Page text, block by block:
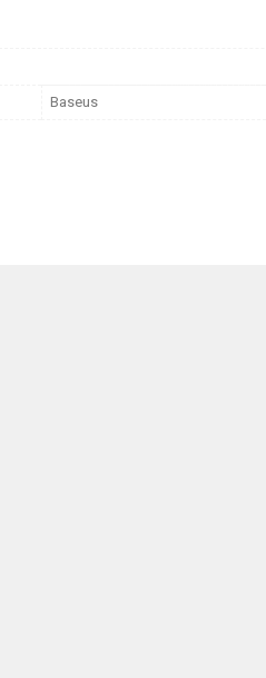
Baseus